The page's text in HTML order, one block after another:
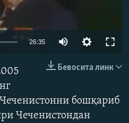
26:35
480p
720p
Бевосита линк
бошқариб
Чеченистондан